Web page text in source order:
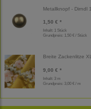
Metallknopf - Dirndl
1,50 € *
Inhalt: 1 Stück
Grundpreis: 1,50 € / Stück
Breite Zackenlitze
9,00 € *
Inhalt: 3 m
Grundpreis: 3,00 € / m